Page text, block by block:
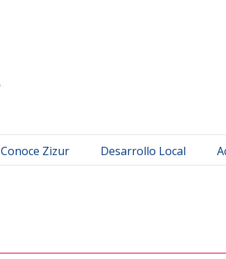
Conoce Zizur Desarrollo Local